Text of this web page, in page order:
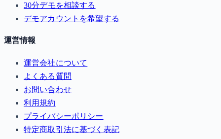
30分デモを相談する
デモアカウントを希望する
運営情報
運営会社について
よくある質問
お問い合わせ
利用規約
プライバシーポリシー
特定商取引法に基づく表記